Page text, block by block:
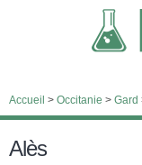
Accueil > Occitanie > Gard
Alès